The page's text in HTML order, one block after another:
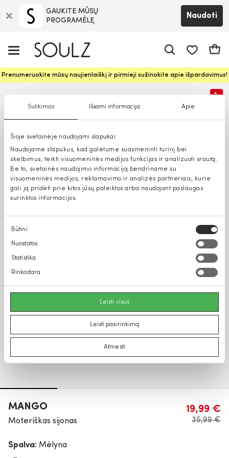
Sutikimas Išsami informacija Apie
Šioje svetainėje naudojami slapukai
Naudojame slapukus, kad galėtume suasmeninti turinį bei
skelbimus, teikti visuomeninės medijos funkcijas ir analizuoti srautą.
Be to, svetainės naudojimo informaciją bendriname su
visuomeninės medijos, reklamavimo ir analizės partneriais, kurie
gali ją pridėti prie kitos jūsų pateiktos arba naudojant paslaugas
surinktos informacijos.
Sutikimo
pasirinkimas
Būtini
Nuostatos
Statistika
Rinkodara
Leisti visus
Leisti pasirinkimą
Atmesti
GAUKITE MŪSŲ
PROGRAMĖLĘ
Naudoti
Prenumeruokite mūsų naujienlaiškį ir pirmieji sužinokite apie išpardavimus!
%
MANGO
Moteriškas sijonas
19,99 €
35,99 €
Spalva: Mėlyna